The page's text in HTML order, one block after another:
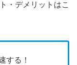
・デメリットはこ
する！